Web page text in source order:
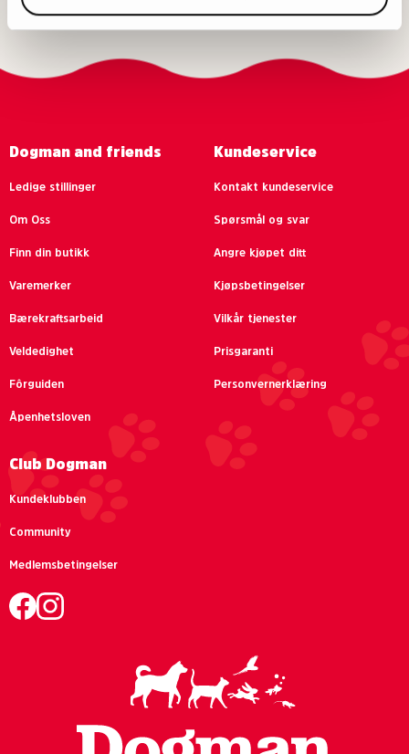
Dogman and friends
Ledige stillinger
Om Oss
Finn din butikk
Varemerker
Bærekraftsarbeid
Veldedighet
Fôrguiden
Åpenhetsloven
Kundeservice
Kontakt kundeservice
Spørsmål og svar
Angre kjøpet ditt
Kjøpsbetingelser
Vilkår tjenester
Prisgaranti
Personvernerklæring
Club Dogman
Kundeklubben
Community
Medlemsbetingelser